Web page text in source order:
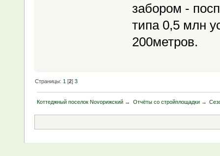
забором -
типа 0,5 млн
200метров.
Страницы: 1 [2]3
Коттеджный поселок Novoрижский → Отчёты со стройплощадки→